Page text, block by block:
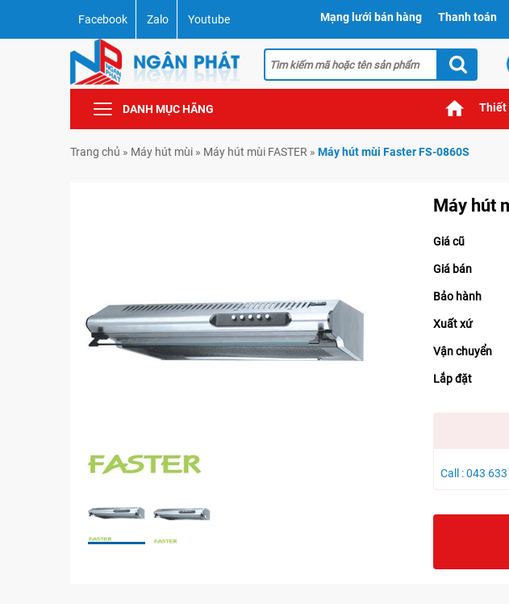
Facebook Zalo Youtube Mạng lưới bán hàng Thanh toán
DANH MỤC HÃNG Thiết
Trang chủ » Máy hút mùi » Máy hút mùi FASTER » Máy hút mùi Faster FS-0860S
Máy hút
Giá cũ
Giá bán
Bảo hành
Xuất xứ
Vận chuyển
Lắp đặt
Call : 043